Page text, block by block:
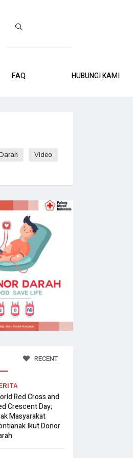
FAQ HUBUNGI KAMI
Video
RECENT
Red Cross and
Crescent Day;
Masyarakat
Ikut Donor